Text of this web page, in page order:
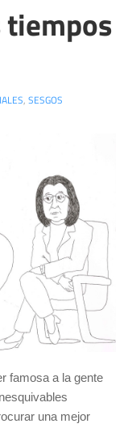
, SESGOS
famosa a la gente
una mejor